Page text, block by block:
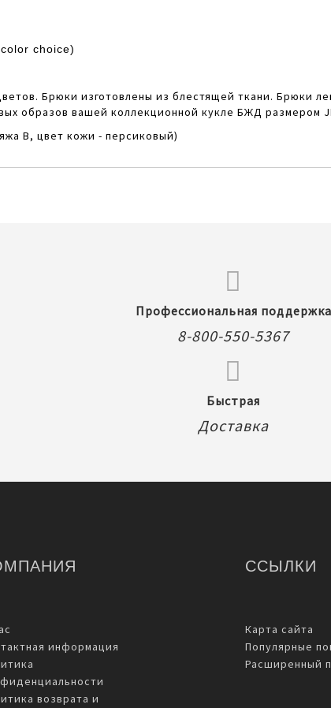
choice)
Брюки изготовлены из блестящей ткани. Брюки
образов вашей коллекционной кукле БЖД размером
В, цвет кожи - персиковый)
Профессиональная поддержка
8-800-550-5367
Быстрая
Доставка
информация
возврата и
ССЫЛКИ
Карта сайта
Популярные
Расширенный